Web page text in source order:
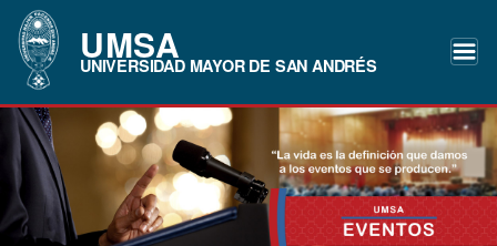
UMSA
UNIVERSIDAD MAYOR DE SAN ANDRÉS